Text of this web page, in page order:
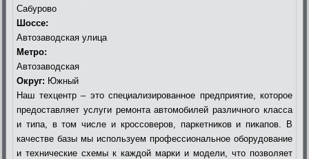
Сабурово
Шоссе:
Автозаводская улица
Метро:
Автозаводская
Округ: Южный
Наш техцентр – это специализированное предприятие, которое
предоставляет услуги ремонта автомобилей различного класса
и типа, в том числе и кроссоверов, паркетников и пикапов. В
качестве базы мы используем профессиональное оборудование
и технические схемы к каждой марки и модели, что позволяет